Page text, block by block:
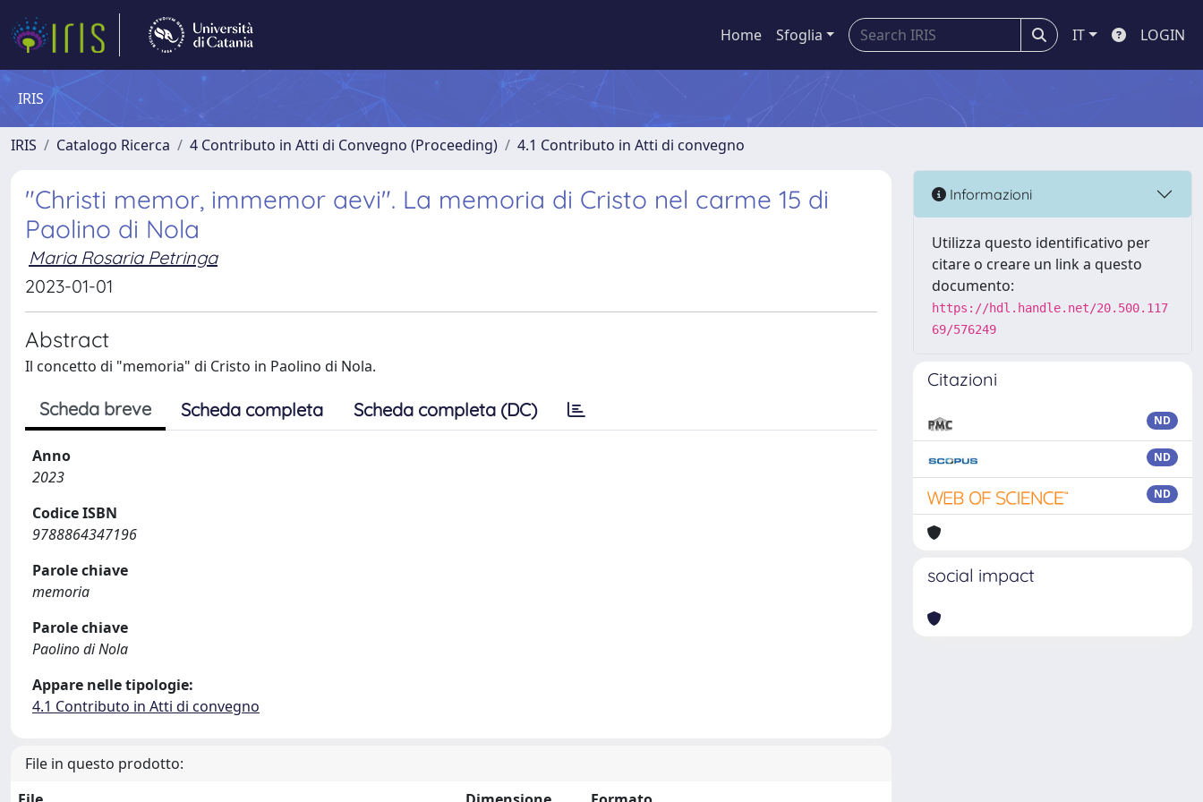
Home Sfoglia IT LOGIN
IRIS
IRIS Catalogo Ricerca 4 Contributo in Atti di Convegno (Proceeding) 4.1 Contributo in Atti di convegno
"Christi memor, immemor aevi". La memoria di Cristo nel carme 15 di
Paolino di Nola
Maria Rosaria Petringa
2023-01-01
Abstract
Il concetto di "memoria" di Cristo in Paolino di Nola.
Scheda breve Scheda completa Scheda completa (DC)
Anno
2023
Codice ISBN
9788864347196
Parole chiave
memoria
Parole chiave
Paolino di Nola
Appare nelle tipologie:
4.1 Contributo in Atti di convegno
File in questo prodotto:
Informazioni
Utilizza questo identificativo per
citare o creare un link a questo
documento:
https://hdl.handle.net/20.500.117
69/576249
Citazioni
ND
ND
ND
social impact